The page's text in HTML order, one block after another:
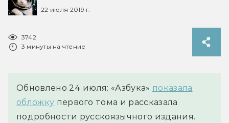
22 июля 2019 г.
3742
3 минуты на чтение
Обновлено 24 июля: «Азбука» показала
обложку первого тома и рассказала
подробности русскоязычного издания.